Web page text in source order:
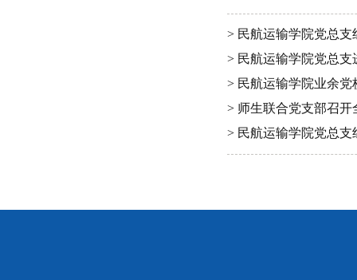
> 民航运输学院党总
> 民航运输学院党总
> 民航运输学院业余
> 师生联合党支部召开
> 民航运输学院党总